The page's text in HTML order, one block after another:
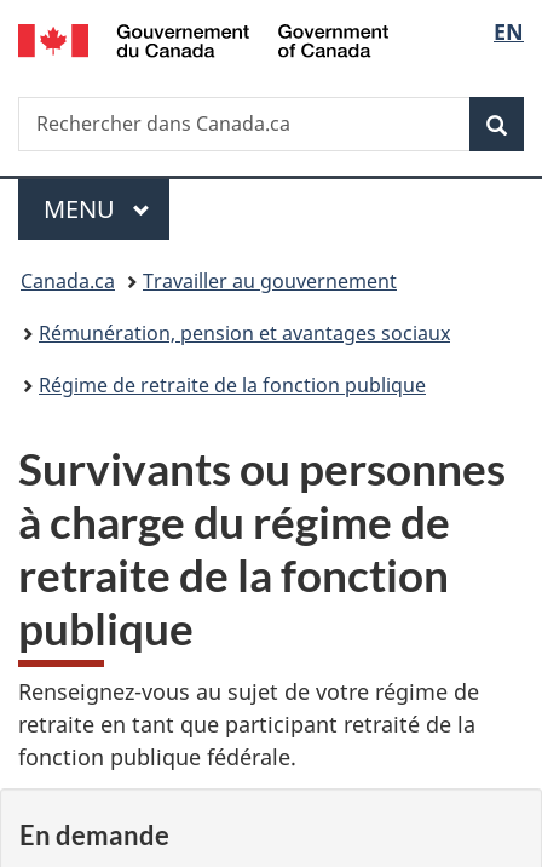
Passer
au
principal
Passer
à
Au
du
Passer
à
version
simplifiée
de
la
EN
Recherche
Rechercher
dans
Menu
MENU PRINCIPAL
Vous
êtes
ici :
Canada.ca
Travailler au gouvernement
Rémunération, pension et avantages sociaux
Régime de retraite de la fonction publique
Survivants ou personnes
à charge du régime de
retraite de la fonction
publique
Renseignez-vous au sujet de votre régime de
retraite en tant que participant retraité de la
fonction publique fédérale.
En demande